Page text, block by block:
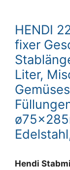
HENDI
fixer
Liter,
Hendi